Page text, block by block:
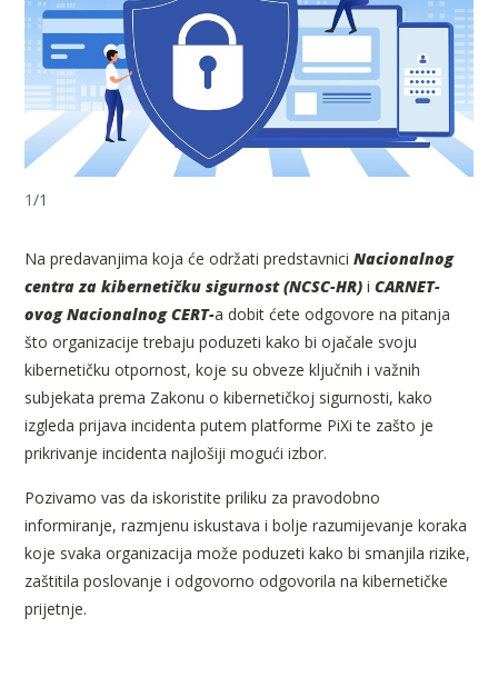
1/1
Na predavanjima koja će održati predstavnici Nacionalnog
centra za kibernetičku sigurnost (NCSC-HR) i CARNET-
ovog Nacionalnog CERT-a dobit ćete odgovore na pitanja
što organizacije trebaju poduzeti kako bi ojačale svoju
kibernetičku otpornost, koje su obveze ključnih i važnih
subjekata prema Zakonu o kibernetičkoj sigurnosti, kako
izgleda prijava incidenta putem platforme PiXi te zašto je
prikrivanje incidenta najlošiji mogući izbor.
Pozivamo vas da iskoristite priliku za pravodobno
informiranje, razmjenu iskustava i bolje razumijevanje koraka
koje svaka organizacija može poduzeti kako bi smanjila rizike,
zaštitila poslovanje i odgovorno odgovorila na kibernetičke
prijetnje.